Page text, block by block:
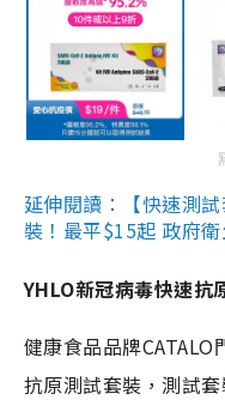
延伸閱讀：【快速測
裝！最平$15起 政府
YHLO新冠病毒快速抗
健康食品品牌
抗原測試套裝，測試